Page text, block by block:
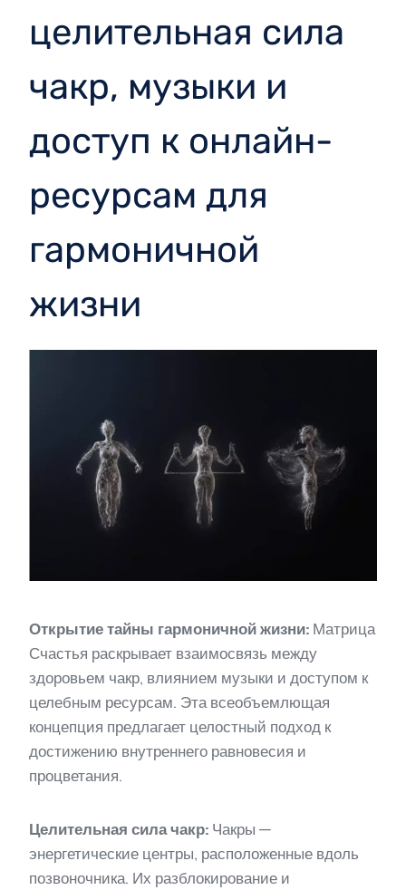
целительная сила
чакр, музыки и
доступ к онлайн-
ресурсам для
гармоничной
жизни
Открытие тайны гармоничной жизни: Матрица
Счастья раскрывает взаимосвязь между
здоровьем чакр, влиянием музыки и доступом к
целебным ресурсам. Эта всеобъемлющая
концепция предлагает целостный подход к
достижению внутреннего равновесия и
процветания.
Целительная сила чакр: Чакры —
энергетические центры, расположенные вдоль
позвоночника. Их разблокирование и